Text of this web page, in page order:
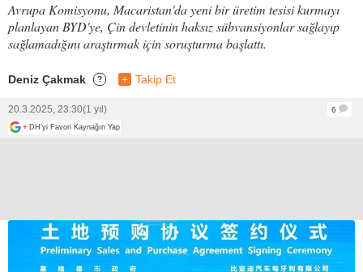
Avrupa Komisyonu, Macaristan'da yeni bir üretim tesisi kurmayı
planlayan BYD'ye, Çin devletinin haksız sübvansiyonlar sağlayıp
sağlamadığını araştırmak için soruşturma başlattı.
Deniz Çakmak ? + Takip Et
20.3.2025, 23:30(1 yıl)
6
+ DH'yi Favori Kaynağın Yap